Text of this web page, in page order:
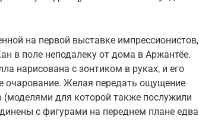
на первой выставке импрессионистов,
в поле неподалеку от дома в Аржантёе.
нарисована с зонтиком в руках, и его
очарование. Желая передать ощущение
для которой также послужили
с фигурами на переднем плане едва